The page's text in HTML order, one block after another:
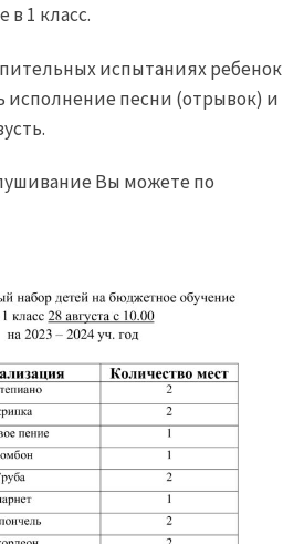
1 класс.
испытаниях ребенок
исполнение песни (отрывок) и
Вы можете по